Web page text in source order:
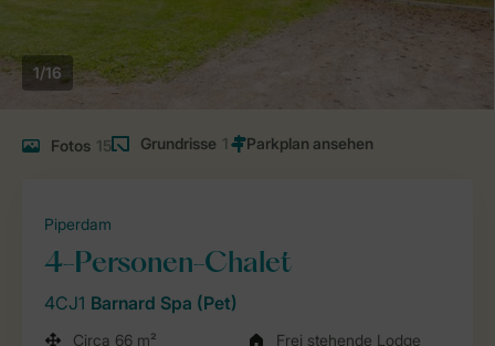
1/16
Fotos 15 Grundrisse 1
Piperdam
4-Personen-Chalet
4CJ1 Barnard Spa (Pet)
Circa 66 m²
Frei stehende Lodge